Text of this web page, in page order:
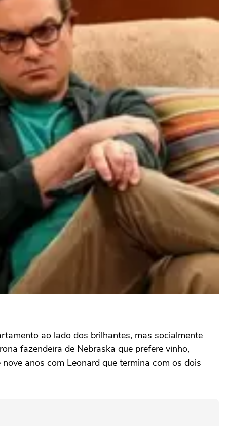
ao lado dos brilhantes, mas socialmente
fazendeira de Nebraska que prefere vinho,
anos com Leonard que termina com os dois